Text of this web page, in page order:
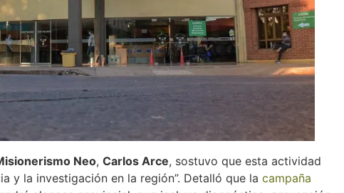
Neo, Carlos Arce, sostuvo que esta actividad
y la investigación en la región”. Detalló que la campaña